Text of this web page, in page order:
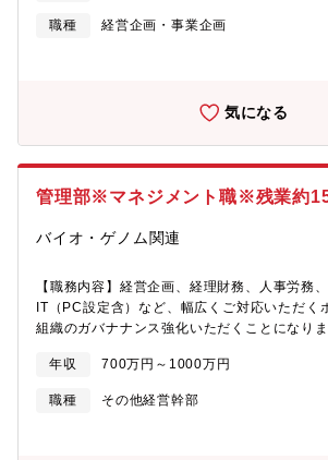
変革テーマを定めています。1. 医経分離2. 病
者起点のVBHCの追求4. 地域包括モデル5. 現
でいるからこそわかる課題を解決するための
ックデータを用いた事業開発を行っています
力】■仕事のやりがい年単位で顧客に向き合
に深く入り込んだ実行支援ができます。医療
談相手として、数か月単位ではない長いお付
られる組織の変化に立ち会えた時にやりがい
をリードしている実感を得られます■社会的意
療から在宅ケアまでを担う全国各地の地域中
す。これらの医療機関の人事課題を解決する
療従事者だけでなく、地域の役に立つことで
事経験者、人材紹介会社出身者、元経営コン
成されており、人・組織領域への想いが強く
て働いている各領域のプロフェッショナルが
管理■ステークホルダーコミュニケーション（
券会社、投資家）■資金調達サポート＜将来的
があること＞■全社アライアンスのスキーム
ける側として捉えるのではなく、医療を供給
多いものだと思います。■当社は複数事業を同
きくなっています。また現在、医療領域の変
り、経営企画として、難しさと共に大きな醍
人ひとりの役割が大きくその分裁量も大きい
過去の経験を問わず、当社にとって最良の手
的に取り入れて推進していくことが出来ます
プレベルの知見、スキルを持っています、あ
メンバーと共に働ける刺激的な環境をご用意
集背景】2020年の感染症流行を皮切りに大き
職種
経営企画・事業企画
気になる
管理部※マネジメント職※残業約
バイオ・ゲノム関連
【職務内容】経営企画、経理財務、人事労務
IT（PC設定含）など、幅広くご対応いただく
組織のガバナナンス強化いただくことになり
す。■主な業務・年次／月次予算の策定、予実
の達成に向けた収益・コストの全体管理・月
財務経理実務全般、および承認・管理業務・
事労務、人事評価制度運用、業務フロー再構
年収 700万円～1000万円
職種
その他経営幹部